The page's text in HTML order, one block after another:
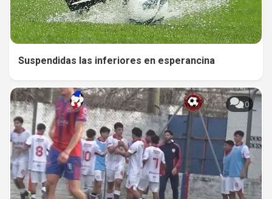
Suspendidas las inferiores en esperancina
0